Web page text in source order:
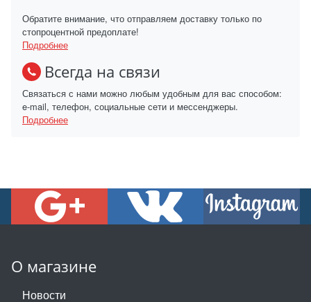
Обратите внимание, что отправляем доставку только по
стопроцентной предоплате!
Подробнее
Всегда на связи
Связаться с нами можно любым удобным для вас способом:
e-mail, телефон, социальные сети и мессенджеры.
Подробнее
О магазине
Новости